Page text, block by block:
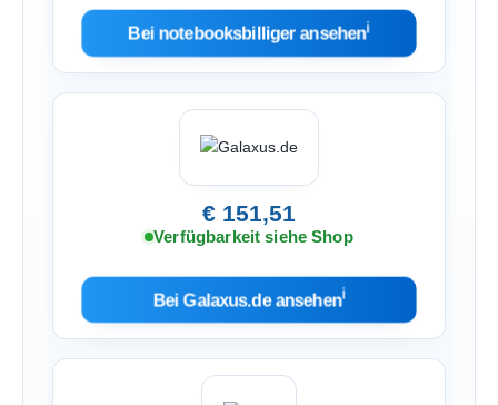
Bei notebooksbilliger ansehenℹ︎
€ 151,51
Verfügbarkeit siehe Shop
Bei Galaxus.de ansehenℹ︎